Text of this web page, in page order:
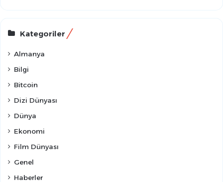
Kategoriler
Almanya
Bilgi
Bitcoin
Dizi Dünyası
Dünya
Ekonomi
Film Dünyası
Genel
Haberler